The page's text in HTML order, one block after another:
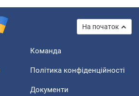
На початок
Команда
Політика конфіденційності
Документи